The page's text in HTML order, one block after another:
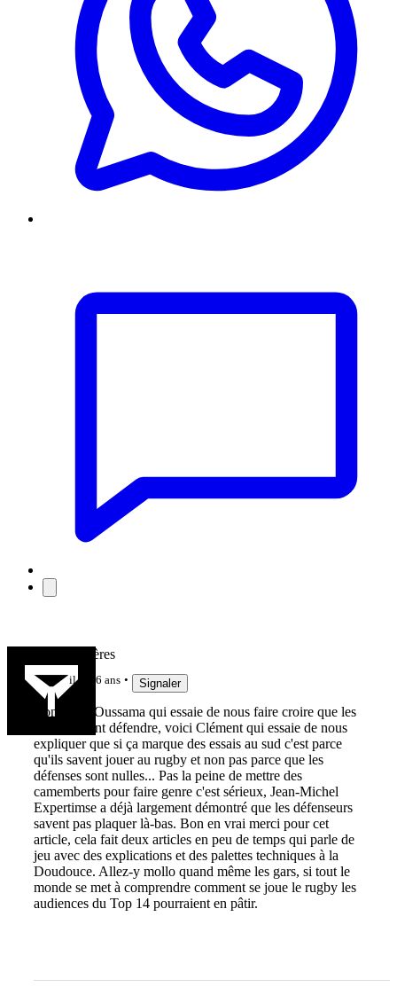
Team Viscères
il y a 6 ans Signaler
Bon après Oussama qui essaie de nous faire croire que les
ailiers savent défendre, voici Clément qui essaie de nous
expliquer que si ça marque des essais au sud c'est parce
qu'ils savent jouer au rugby et non pas parce que les
défenses sont nulles... Pas la peine de mettre des
camemberts pour faire genre c'est sérieux, Jean-Michel
Expertimse a déjà largement démontré que les défenseurs
savent pas plaquer là-bas. Bon en vrai merci pour cet
article, cela fait deux articles en peu de temps qui parle de
jeu avec des explications et des palettes techniques à la
Doudouce. Allez-y mollo quand même les gars, si tout le
monde se met à comprendre comment se joue le rugby les
audiences du Top 14 pourraient en pâtir.